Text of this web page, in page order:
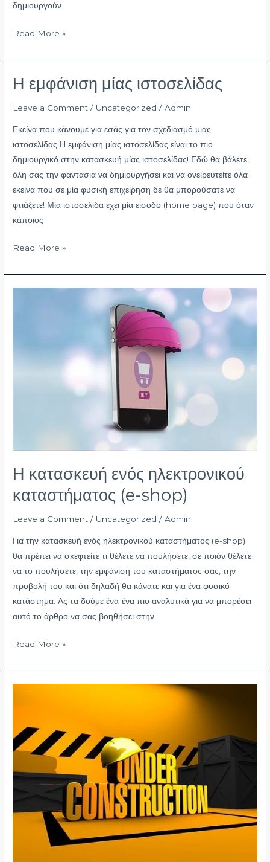
δημιουργούν
Read More »
Η εμφάνιση μίας ιστοσελίδας
Leave a Comment / Uncategorized /Admin
Εκείνα που κάνουμε για εσάς για τον σχεδιασμό μιας
ιστοσελίδας Η εμφάνιση μίας ιστοσελίδας είναι το πιο
δημιουργικό στην κατασκευή μίας ιστοσελίδας! Εδώ θα βάλετε
όλη σας την φαντασία να δημιουργήσει και να ονειρευτείτε όλα
εκείνα που σε μία φυσική επιχείρηση δε θα μπορούσατε να
φτιάξετε! Μία ιστοσελίδα έχει μία είσοδο (home page) που όταν
κάποιος
Η
εμφάνιση
μίας
ιστοσελίδας
Read More »
Η κατασκευή ενός ηλεκτρονικού
καταστήματος (e-shop)
Leave a Comment / Uncategorized /Admin
Για την κατασκευή ενός ηλεκτρονικού καταστήματος (e-shop)
θα πρέπει να σκεφτείτε τι θέλετε να πουλήσετε, σε ποιόν θέλετε
να το πουλήσετε, την εμφάνιση του καταστήματος σας, την
προβολή του και ότι δηλαδή θα κάνατε και για ένα φυσικό
κατάστημα. Ας τα δούμε ένα-ένα πιο αναλυτικά για να μπορέσει
αυτό το άρθρο να σας βοηθήσει στην
Read More »